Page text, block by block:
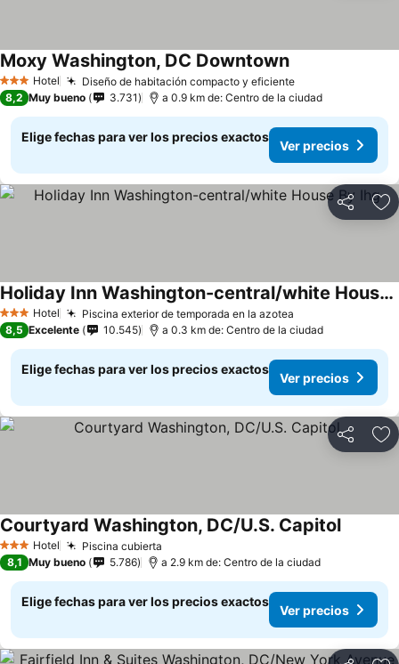
3 Estrellas
Hotel Diseño de habitación compacto y eficiente
Moxy Washington, DC Downtown
8,2 Muy bueno 3.731 a 0.9 km de: Centro de la ciudad
Elige fechas para ver los precios exactos
Ver precios
Compartir
3 Estrellas
Hotel Piscina exterior de temporada en la azotea
Holiday Inn Washington-central/white House By Ihg
8,5 Excelente 10.545 a 0.3 km de: Centro de la ciudad
Elige fechas para ver los precios exactos
Ver precios
Compartir
3 Estrellas
Hotel Piscina cubierta
Courtyard Washington, DC/U.S. Capitol
8,1 Muy bueno 5.786 a 2.9 km de: Centro de la ciudad
Elige fechas para ver los precios exactos
Ver precios